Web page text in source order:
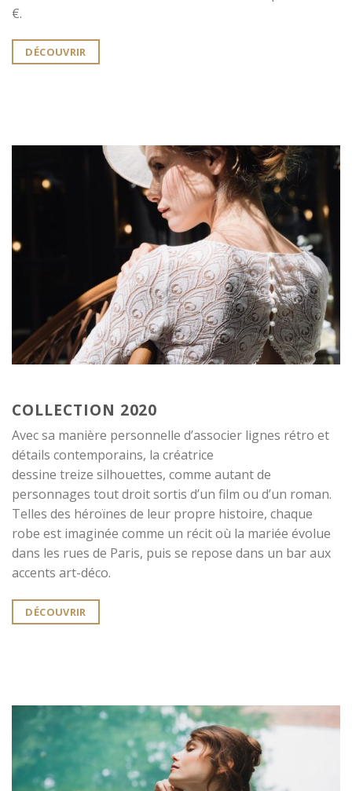
€.
DÉCOUVRIR
COLLECTION 2020
Avec sa manière personnelle d’associer lignes rétro et
détails contemporains, la créatrice
dessine treize silhouettes, comme autant de
personnages tout droit sortis d’un film ou d’un roman.
Telles des héroïnes de leur propre histoire, chaque
robe est imaginée comme un récit où la mariée évolue
dans les rues de Paris, puis se repose dans un bar aux
accents art-déco.
DÉCOUVRIR